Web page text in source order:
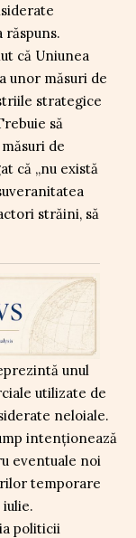
răspuns.
că Uniunea
unor măsuri de
strategice
să
de
că „nu există
străini, să
unul
utilizate de
neloiale.
intenționează
eventuale noi
temporare
politicii